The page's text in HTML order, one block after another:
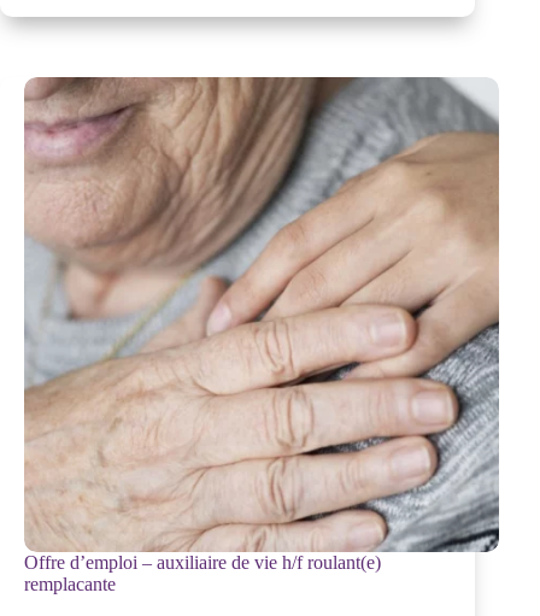
Offre d’emploi – auxiliaire de vie h/f roulant(e)
remplacante